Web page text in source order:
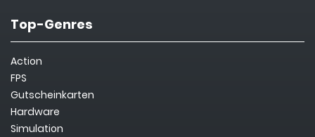
Top-Genres
Action
FPS
Gutscheinkarten
Hardware
Simulation